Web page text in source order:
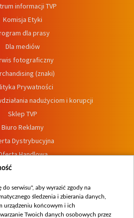
informacji TVP
Komisja Etyki
dla prasy
Dla mediów
fotograficzny
(znaki)
Prywatności
nadużyciom i korupcji
Sklep TVP
Biuro Reklamy
Dystrybucyjna
Handlowa
Dostępność
zgłoszeń wewnętrznych
serwisu", aby wyrazić zgody na
śledzenia i zbierania danych,
urządzeniu końcowym i ich
Twoich danych osobowych przez